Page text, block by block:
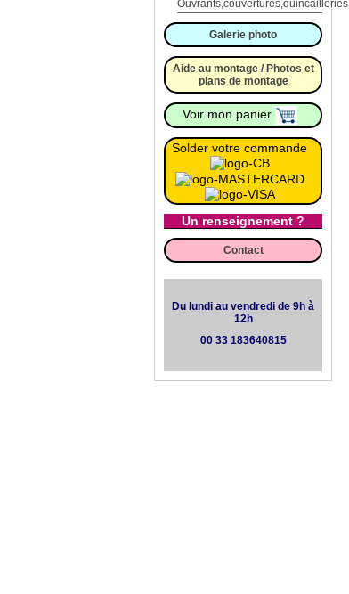
Ouvrants,couvertures,quincailleries
Galerie photo
Aide au montage / Photos et
plans de montage
Voir mon panier
Solder votre commande
Un renseignement ?
Contact
Du lundi au vendredi de 9h à
12h
00 33 183640815